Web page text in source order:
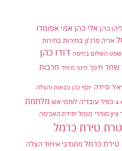
כהן אלי כהן אמי אפומדו
אריה פרג'ון בחירות בחירות
השלום בחיפה דודו כהן
שחר חינוך חינוך מיוחד חרבות
יאיר סיידה יוסף כהן כבאות והצלה
כפיר עובדיה לוחמי אש מלחמת
סודרי מנהל יחידת האכיפה
טירת כרמל
כרמל מתנדבי איחוד הצלה